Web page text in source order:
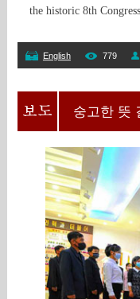
the historic 8th
English 779
숭고한 뜻